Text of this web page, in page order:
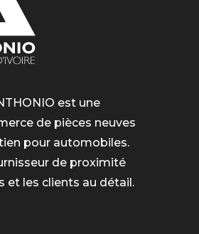
est une
de pièces neuves
pour automobiles.
de proximité
et les clients au détail.